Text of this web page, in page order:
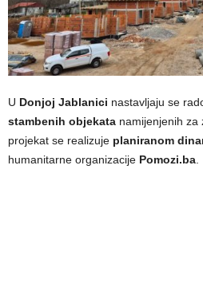
U Donjoj Jablanici nastavljaju se
stambenih objekata namijenjenih za
projekat se realizuje planiranom
humanitarne organizacije Pomozi.ba